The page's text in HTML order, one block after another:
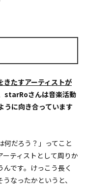
きたすアーティストが
starRoさんは音楽活動
うに向き合っています
何だろう？」ってこと
ティストとして周りか
です。けっこう長く
なったかというと、